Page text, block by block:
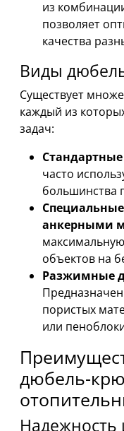
из
позволяет
качества
Виды
Существует
каждый из
задач:
часто
большинства
анкерными
объектов на
Разжимные
пористых
или
дюбель-
Надежность